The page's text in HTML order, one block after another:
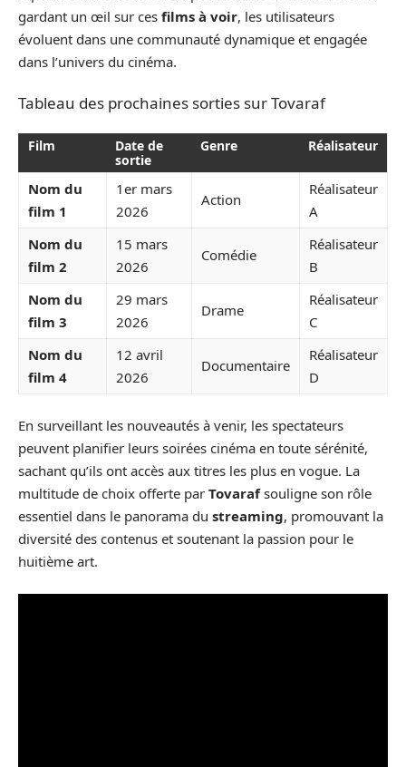
gardant un œil sur ces films à voir, les utilisateurs
évoluent dans une communauté dynamique et engagée
dans l’univers du cinéma.
Tableau des prochaines sorties sur Tovaraf
Film
Date de
sortie
Genre Réalisateur
Nom du
film 1
1er mars
2026
Action
Réalisateur
A
Nom du
film 2
15 mars
2026
Comédie
Réalisateur
B
Nom du
film 3
29 mars
2026
Drame
Réalisateur
C
Nom du
film 4
12 avril
2026
Documentaire
Réalisateur
D
En surveillant les nouveautés à venir, les spectateurs
peuvent planifier leurs soirées cinéma en toute sérénité,
sachant qu’ils ont accès aux titres les plus en vogue. La
multitude de choix offerte par Tovarafsouligne son rôle
essentiel dans le panorama du streaming, promouvant la
diversité des contenus et soutenant la passion pour le
huitième art.